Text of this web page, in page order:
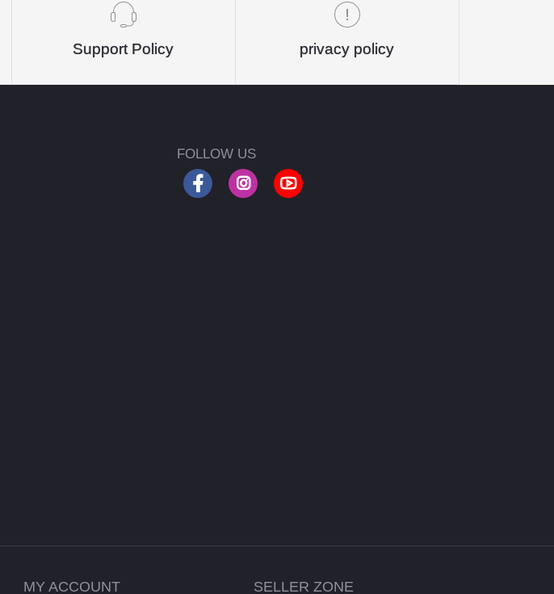
Support Policy privacy policy
FOLLOW US
MY ACCOUNT SELLER ZONE